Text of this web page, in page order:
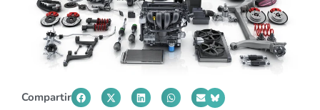
Compartir